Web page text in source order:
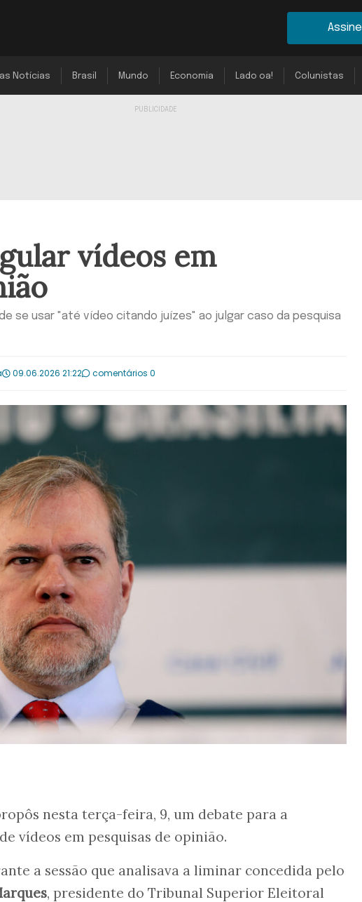
Assine
Notícias Brasil Mundo Economia Lado oa! Colunistas
vídeos em
se usar "até vídeo citando juízes" ao julgar caso da pesquisa
09.06.2026 21:22 comentários 0
nesta terça-feira, 9, um debate para a
vídeos em pesquisas de opinião.
a sessão que analisava a liminar concedida pelo
, presidente do Tribunal Superior Eleitoral